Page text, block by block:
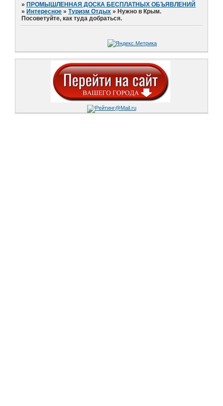
»ПРОМЫШЛЕННАЯ ДОСКА БЕСПЛАТНЫХ ОБЪЯВЛЕНИЙ
»Интересное »Туризм Отдых »Нужно в Крым.
Посоветуйте, как туда добраться.